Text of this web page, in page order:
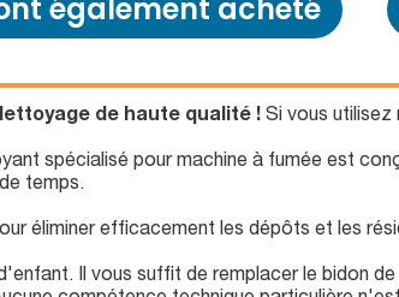
également acheté
de haute qualité ! Si vous utilisez
spécialisé pour machine à fumée est
temps.
éliminer efficacement les dépôts et les
Il vous suffit de remplacer le bidon